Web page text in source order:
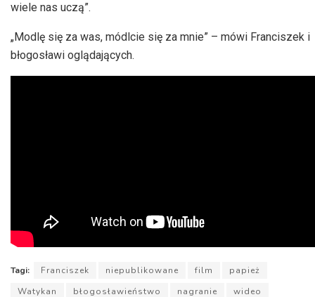
wiele nas uczą”.
„Modlę się za was, módlcie się za mnie” – mówi Franciszek i
błogosławi oglądających.
Tagi: Franciszek niepublikowane film
papież
Watykan
błogosławieństwo nagranie wideo